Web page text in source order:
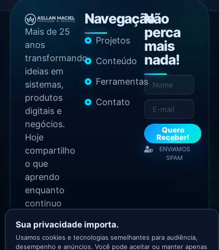
Mais de 25
anos
transformando
ideias em
sistemas,
produtos
digitais e
negócios.
Hoje
compartilho
o que
aprendo
enquanto
continuo
Navegação
Projetos
Conteúdo
Ferramentas
Contato
Não
perca
mais
nada!
Quero
Receber!
NÃO
ENVIAMOS
SPAM
2026 Copyright - Todos
Sua privacidade importa.
Usamos cookies e tecnologias semelhantes para audiência,
desempenho e anúncios. Você pode aceitar ou manter apenas